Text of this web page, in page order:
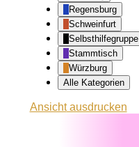
Regensburg
Schweinfurt
Selbsthilfegruppe
Stammtisch
Würzburg
Alle Kategorien
Ansichtausdrucken